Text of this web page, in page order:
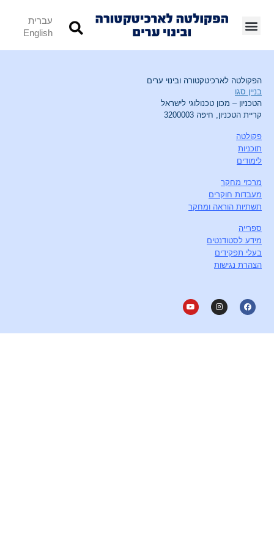
עברית
English
הפקולטה לארכיטקטורה ובינוי ערים
בניין סגו
הטכניון – מכון טכנולוגי לישראל
קריית הטכניון, חיפה 3200003
פקולטה
תוכניות
לימודים
מרכזי מחקר
מעבדות חוקרים
תשתיות הוראה ומחקר
ספרייה
מידע לסטודנטים
בעלי תפקידים
הצהרת נגישות